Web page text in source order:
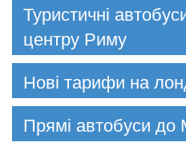
Туристичні
центру Риму
Нові тарифи на
Прямі автобуси до